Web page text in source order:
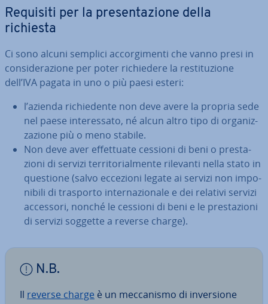
Requisiti per la pre­sen­ta­zio­ne della
richiesta
Ci sono alcuni semplici ac­cor­gi­men­ti che vanno presi in
con­si­de­ra­zio­ne per poter ri­chie­de­re la re­sti­tu­zio­ne
dell’IVA pagata in uno o più paesi esteri:
l’azienda ri­chie­den­te non deve avere la propria sede
nel paese in­te­res­sa­to, né alcun altro tipo di or­ga­niz­
za­zio­ne più o meno stabile.
Non deve aver ef­fet­tua­te cessioni di beni o pre­sta­
zio­ni di servizi ter­ri­to­rial­men­te rilevanti nella stato in
questione (salvo eccezioni legate ai servizi non im­po­
ni­bi­li di trasporto in­ter­na­zio­na­le e dei relativi servizi
accessori, nonché le cessioni di beni e le pre­sta­zio­ni
di servizi soggette a reverse charge).
N.B.
Il reverse charge è un mec­ca­ni­smo di in­ver­sio­ne